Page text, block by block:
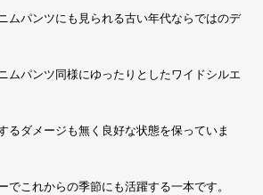
ムパンツにも見られる古い年代ならではのデ
ムパンツ同様にゆったりとしたワイドシルエ
るダメージも無く良好な状態を保っていま
でこれからの季節にも活躍する一本です。